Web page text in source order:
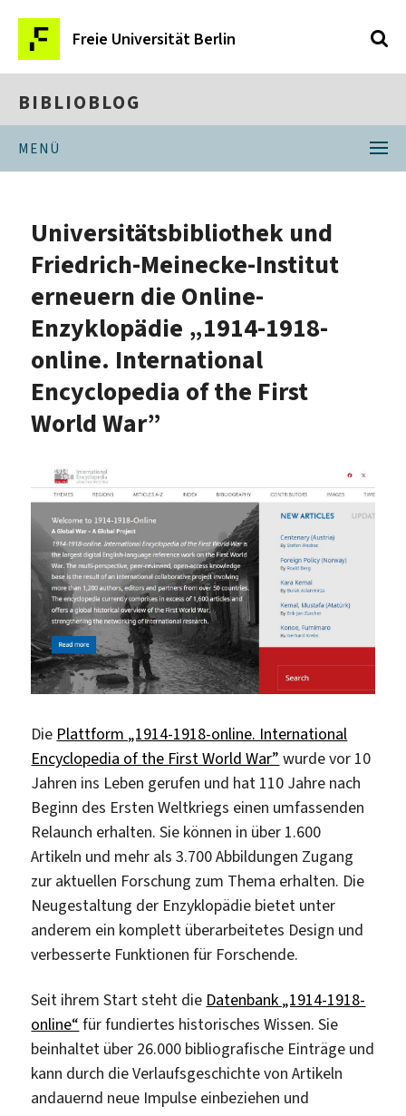
Freie Universität Berlin
BIBLIOBLOG
MENÜ
Universitätsbibliothek und
Friedrich-Meinecke-Institut
erneuern die Online-
Enzyklopädie „1914-1918-
online. International
Encyclopedia of the First
World War”
Die Plattform „1914-1918-online. International
Encyclopedia of the First World War” wurde vor 10
Jahren ins Leben gerufen und hat 110 Jahre nach
Beginn des Ersten Weltkriegs einen umfassenden
Relaunch erhalten. Sie können in über 1.600
Artikeln und mehr als 3.700 Abbildungen Zugang
zur aktuellen Forschung zum Thema erhalten. Die
Neugestaltung der Enzyklopädie bietet unter
anderem ein komplett überarbeitetes Design und
verbesserte Funktionen für Forschende.
Seit ihrem Start steht die Datenbank „1914-1918-
online“ für fundiertes historisches Wissen. Sie
beinhaltet über 26.000 bibliografische Einträge und
kann durch die Verlaufsgeschichte von Artikeln
andauernd neue Impulse einbeziehen und